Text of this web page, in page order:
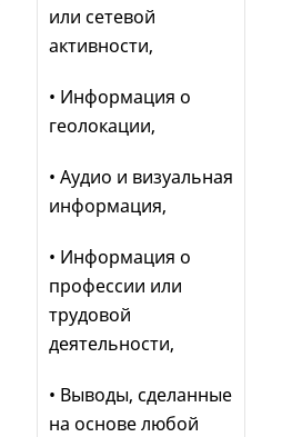
или сетевой
активности,
• Информация о
геолокации,
• Аудио и визуальная
информация,
• Информация о
профессии или
трудовой
деятельности,
• Выводы, сделанные
на основе любой